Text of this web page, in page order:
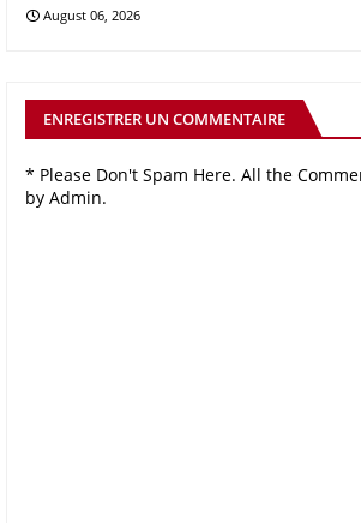
August 06, 2026
ENREGISTRER UN COMMENTAIRE
* Please Don't Spam Here. All the
by Admin.